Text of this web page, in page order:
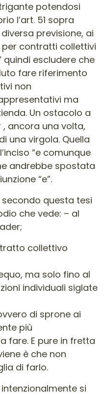
potendosi
l’art. 51 sopra
previsione, ai
contratti collettivi
quindi escludere che
fare riferimento
non
ma
Un ostacolo a
ancora una volta,
una virgola. Quella
“e comunque
andrebbe spostata
“e”.
questa tesi
che vede: – al
collettivo
ma solo fino al
individuali siglate
di sprone ai
più
fare. E pure in fretta
è che non
di farlo.
si